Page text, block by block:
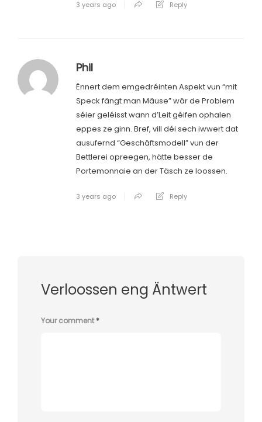
3 years ago Reply
Phil
Ënnert dem emgedréinten Aspekt vun “mit
Speck fängt man Mäuse” wär de Problem
séier geléisst wann d’Leit géifen ophalen
eppes ze ginn. Bref, vill déi sech iwwert dat
ausufernd “Geschäftsmodell” vun der
Bettlerei opreegen, hätte besser de
Portemonnaie an der Täsch ze loossen.
3 years ago Reply
Verloossen eng Äntwert
Your comment*